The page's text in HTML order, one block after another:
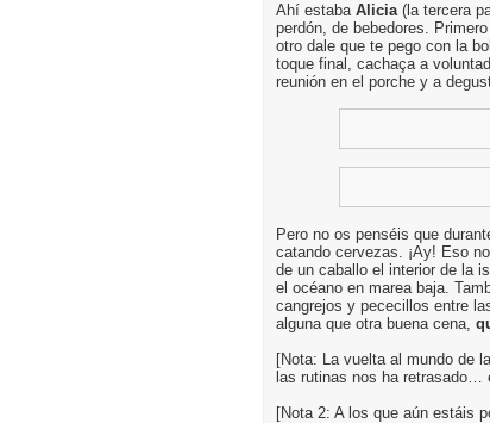
Ahí estaba Alicia(la tercera
perdón, de bebedores.
otro dale que te pego con la
toque final, cachaça a
reunión en el porche y a
Pero no os penséis que
catando cervezas. ¡Ay! Eso
de un caballo el interior de la
el océano en marea baja.
cangrejos y pececillos entre
alguna que otra buena cena,
[Nota: La vuelta al mundo de
las rutinas nos ha retrasado…
[Nota 2: A los que aún estáis